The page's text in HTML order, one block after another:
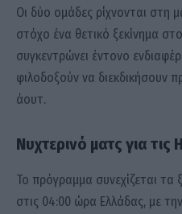
Οι δύο ομάδες ρίχνονται στη
στόχο ένα θετικό ξεκίνημα
συγκεντρώνει έντονο
φιλοδοξούν να διεκδικήσουν
άουτ.
Νυχτερινό ματς για τις
Το πρόγραμμα συνεχίζεται
στις 04:00 ώρα Ελλάδας, με